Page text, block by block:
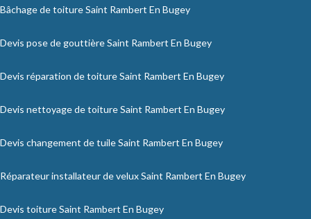
Bâchage de toiture Saint Rambert En Bugey
Devis pose de gouttière Saint Rambert En Bugey
Devis réparation de toiture Saint Rambert En Bugey
Devis nettoyage de toiture Saint Rambert En Bugey
Devis changement de tuile Saint Rambert En Bugey
Réparateur installateur de velux Saint Rambert En Bugey
Devis toiture Saint Rambert En Bugey